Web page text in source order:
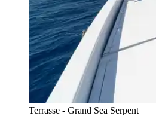
Terrasse - Grand Sea Serpent